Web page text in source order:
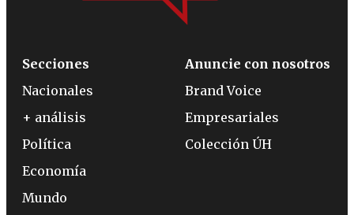
Secciones
Nacionales
+ análisis
Política
Economía
Mundo
Anuncie con nosotros
Brand Voice
Empresariales
Colección ÚH